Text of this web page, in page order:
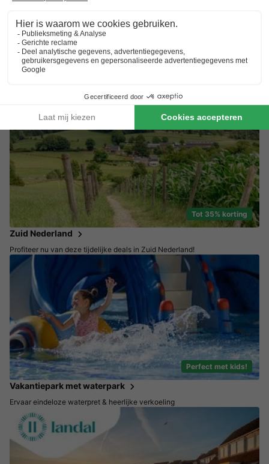
Tot 25% korting
Kies een rustige en voordelige vakantie
Tot 35% korting
Zuid Nederland
Profiteer nu van deze tijdelijke deals in Zuid Nederland!
Perfect met kids!
Vakantiepark met waterpark
Ervaar eindeloze waterpret & heerlijke verkoeling